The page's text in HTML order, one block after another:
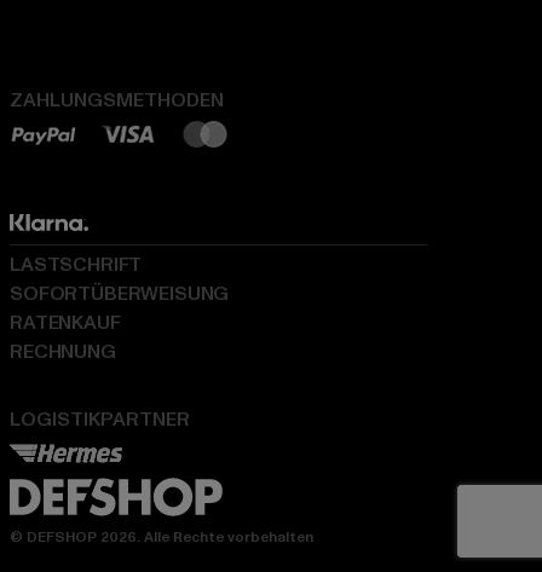
ZAHLUNGSMETHODEN
LOGISTIKPARTNER
LASTSCHRIFT
SOFORTÜBERWEISUNG
RATENKAUF
RECHNUNG
© DEFSHOP 2026. Alle Rechte vorbehalten